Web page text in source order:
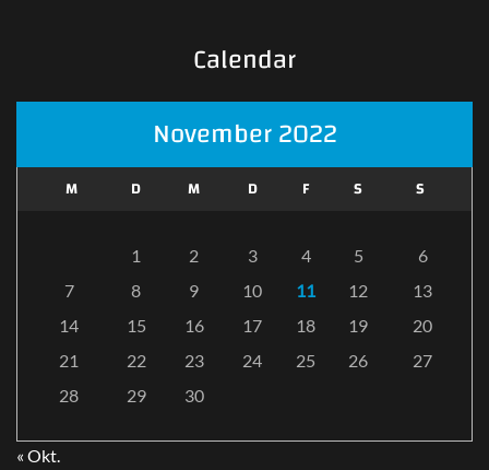
Calendar
November 2022
M D M D F S S
1 2 3 4 5
6
7
8 9 10 11 12
13
14
15 16 17 18 19
20
21
22 23 24 25 26
27
28
29 30
« Okt.